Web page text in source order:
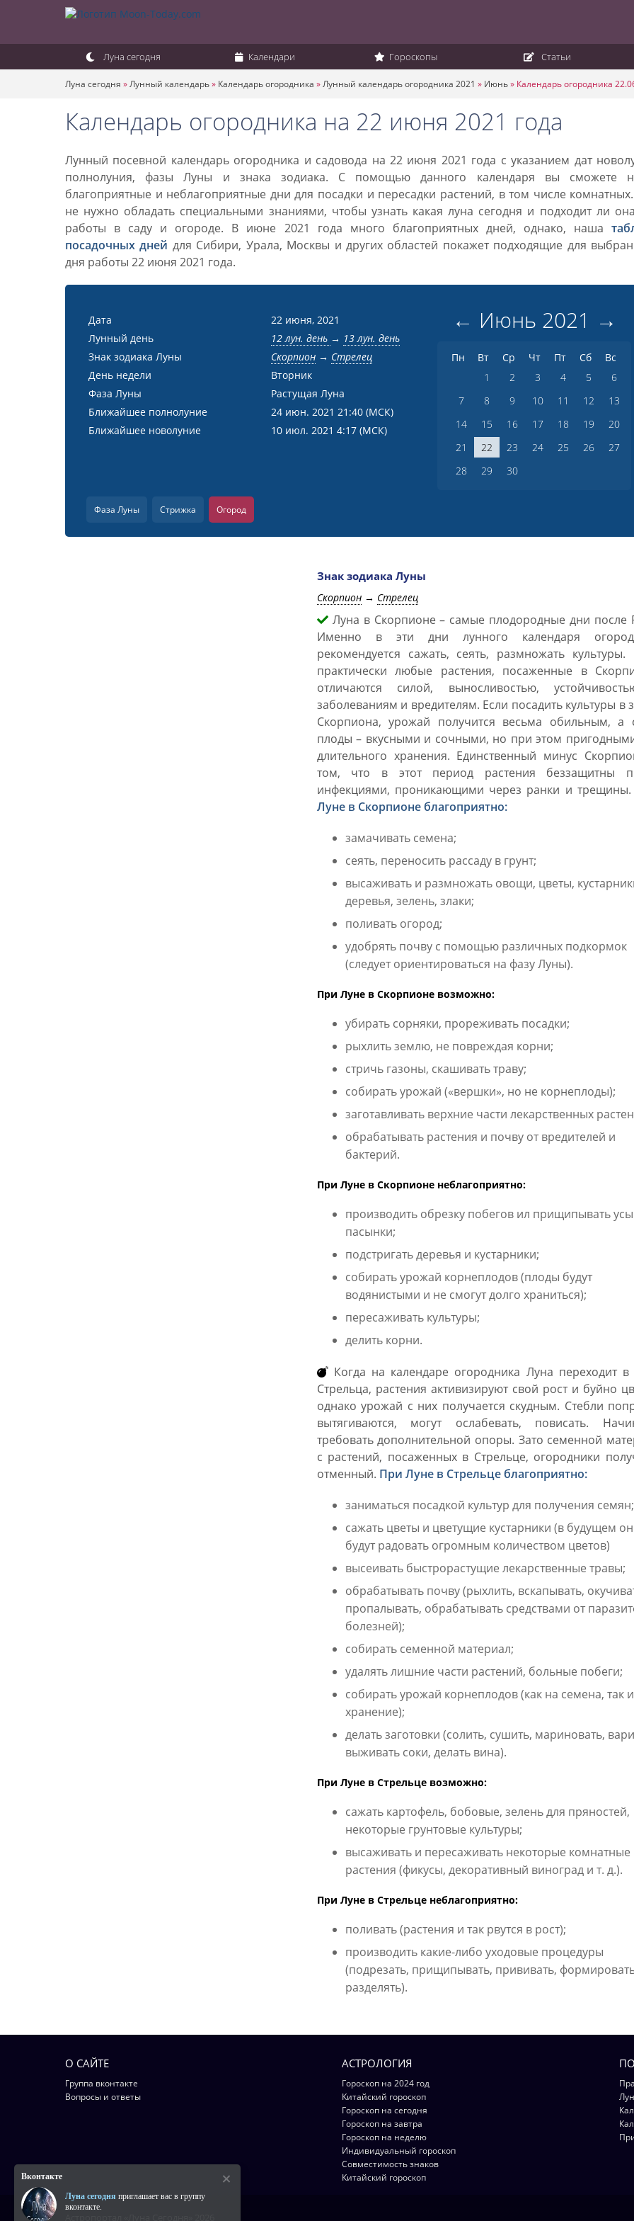
Луна сегодня Календари Гороскопы Статьи
Луна сегодня »Лунный календарь» Календарь огородника »Лунный календарь огородника 2021 » Июнь» Календарь огородника
Календарь огородника на 22 июня 2021 года
Лунный посевной календарь огородника и садовода на 22 июня 2021 года с указанием дат
полнолуния, фазы Луны и знака зодиака. С помощью данного календаря вы сможете
благоприятные и неблагоприятные дни для посадки и пересадки растений, в том числе
не нужно обладать специальными знаниями, чтобы узнать какая луна сегодня и подходит ли
работы в саду и огороде. В июне 2021 года много благоприятных дней, однако, наша
посадочных дней для Сибири, Урала, Москвы и других областей покажет подходящие для
дня работы 22 июня 2021 года.
Дата
22 июня, 2021
Лунный день
12 лун. день → 13 лун. день
Знак зодиака Луны
Скорпион→ Стрелец
День недели
Вторник
Фаза Луны
Растущая Луна
Ближайшее полнолуние
24 июн. 2021 21:40 (МСК)
Ближайшее новолуние
10 июл. 2021 4:17 (МСК)
← Июнь 2021 →
Пн Вт Ср Чт Пт Сб
Вс
1
2 3 4 5
6
7
8 9 10 11 12
13
14
15 16 17 18 19
20
21
22 23 24 25 26
27
28
29 30
Фаза Луны Стрижка Огород
Знак зодиака Луны
Скорпион→ Стрелец
Луна в Скорпионе – самые плодородные дни после
Именно в эти дни лунного календаря
рекомендуется сажать, сеять, размножать культуры.
практически любые растения, посаженные в
отличаются силой, выносливостью,
заболеваниям и вредителям. Если посадить культуры в
Скорпиона, урожай получится весьма обильным, а
плоды – вкусными и сочными, но при этом
длительного хранения. Единственный минус
том, что в этот период растения беззащитны
инфекциями, проникающими через ранки и трещины.
Луне в Скорпионе благоприятно:
замачивать семена;
сеять, переносить рассаду в грунт;
высаживать и размножать овощи, цветы,
деревья, зелень, злаки;
поливать огород;
удобрять почву с помощью различных подкормок
(следует ориентироваться на фазу Луны).
При Луне в Скорпионе возможно:
убирать сорняки, прореживать посадки;
рыхлить землю, не повреждая корни;
стричь газоны, скашивать траву;
собирать урожай («вершки», но не корнеплоды);
заготавливать верхние части лекарственных
обрабатывать растения и почву от вредителей и
бактерий.
При Луне в Скорпионе неблагоприятно:
производить обрезку побегов ил прищипывать
пасынки;
подстригать деревья и кустарники;
собирать урожай корнеплодов (плоды будут
водянистыми и не смогут долго храниться);
пересаживать культуры;
делить корни.
Когда на календаре огородника Луна переходит в
Стрельца, растения активизируют свой рост и буйно
однако урожай с них получается скудным. Стебли
вытягиваются, могут ослабевать, повисать.
требовать дополнительной опоры. Зато семенной
с растений, посаженных в Стрельце, огородники
отменный. При Луне в Стрельце благоприятно:
заниматься посадкой культур для получения семян;
сажать цветы и цветущие кустарники (в будущем
будут радовать огромным количеством цветов)
высеивать быстрорастущие лекарственные травы;
обрабатывать почву (рыхлить, вскапывать,
пропалывать, обрабатывать средствами от
болезней);
собирать семенной материал;
удалять лишние части растений, больные побеги;
собирать урожай корнеплодов (как на семена, так
хранение);
делать заготовки (солить, сушить, мариновать,
выживать соки, делать вина).
При Луне в Стрельце возможно:
сажать картофель, бобовые, зелень для пряностей,
некоторые грунтовые культуры;
высаживать и пересаживать некоторые комнатные
растения (фикусы, декоративный виноград и т. д.).
При Луне в Стрельце неблагоприятно:
поливать (растения и так рвутся в рост);
производить какие-либо уходовые процедуры
(подрезать, прищипывать, прививать,
разделять).
О САЙТЕ
Группа вконтакте
Вопросы и ответы
АСТРОЛОГИЯ
Гороскоп на 2024 год
Китайский гороскоп
Гороскоп на сегодня
Гороскоп на завтра
Гороскоп на неделю
Индивидуальный гороскоп
Совместимость знаков
Китайский гороскоп
Вконтакте
Луна сегодня приглашает вас в группу
вконтакте.